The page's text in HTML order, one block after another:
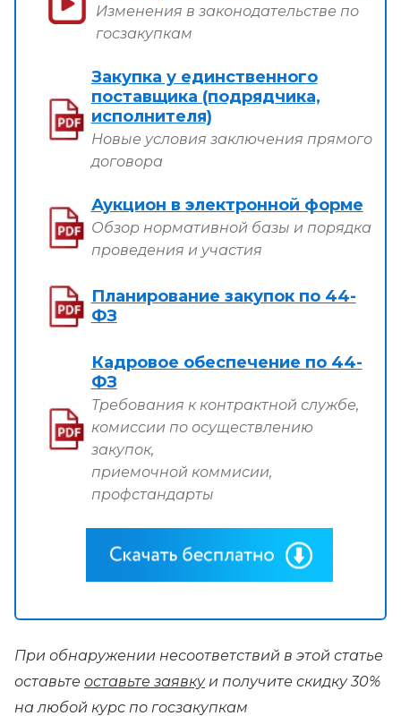
Изменения в законодательстве по
госзакупкам
Закупка у единственного
поставщика (подрядчика,
исполнителя)
Новые условия заключения прямого
договора
Аукцион в электронной форме
Обзор нормативной базы и порядка
проведения и участия
Планирование закупок по 44-
ФЗ
Кадровое обеспечение по 44-
ФЗ
Требования к контрактной службе,
комиссии по осуществлению
закупок,
приемочной коммисии,
профстандарты
При обнаружении несоответствий в этой статье
оставьте оставьте заявкуи получите скидку 30%
на любой курс по госзакупкам